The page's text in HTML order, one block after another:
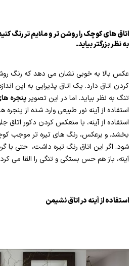
اتاق های کوچک را روشن تر و ملایم تر رنگ
به نظر بزرگتر بیاید.
عکس بالا به خوبی نشان می دهد که رنگ
کردن اتاق دارد. یک اتاق پذیرایی به این
تنگ به نظر بیاید. اما در این تصویر پنجره
استفاده از آینه نور طبیعی وارد شده از پنجره
استفاده از آینه، با منعکس کردن دکور
بخشد. و برعکس، رنگ های تیره تر موجب
شود. اگر این اتاق رنگ تیره داشت، حتی با
آینه، باز هم حس بستگی و تنگی را القا می
استفاده از آینه در اتاق نشیمن